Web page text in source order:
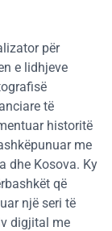
për
e lidhjeve
të
historitë
me
dhe Kosova. Ky
që
një seri të
digjital me